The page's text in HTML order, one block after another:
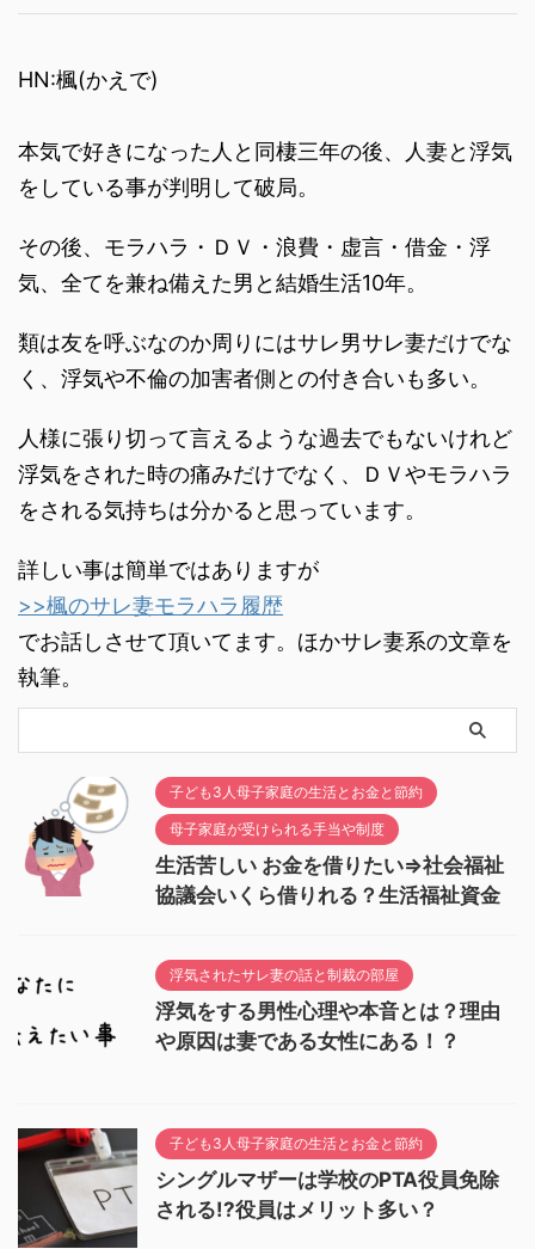
HN:楓(かえで)
本気で好きになった人と同棲三年の後、人妻と浮気
をしている事が判明して破局。
その後、モラハラ・ＤＶ・浪費・虚言・借金・浮
気、全てを兼ね備えた男と結婚生活10年。
類は友を呼ぶなのか周りにはサレ男サレ妻だけでな
く、浮気や不倫の加害者側との付き合いも多い。
人様に張り切って言えるような過去でもないけれど
浮気をされた時の痛みだけでなく、ＤＶやモラハラ
をされる気持ちは分かると思っています。
詳しい事は簡単ではありますが
>>楓のサレ妻モラハラ履歴
でお話しさせて頂いてます。ほかサレ妻系の文章を
執筆。
子ども3人母子家庭の生活とお金と節約
母子家庭が受けられる手当や制度
生活苦しい お金を借りたい⇒社会福祉
協議会いくら借りれる？生活福祉資金
浮気されたサレ妻の話と制裁の部屋
浮気をする男性心理や本音とは？理由
や原因は妻である女性にある！？
子ども3人母子家庭の生活とお金と節約
シングルマザーは学校のPTA役員免除
される!?役員はメリット多い？